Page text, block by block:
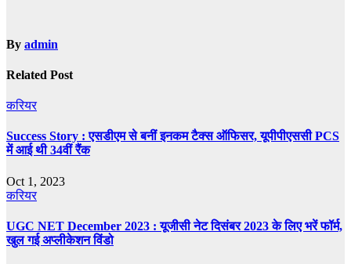
By admin
Related Post
करियर
Success Story : एसडीएम से बनीं इनकम टैक्स ऑफिसर, यूपीपीएससी PCS
में आई थी 34वीं रैंक
Oct 1, 2023
करियर
UGC NET December 2023 : यूजीसी नेट दिसंबर 2023 के लिए भरें फॉर्म,
खुल गई अप्लीकेशन विंडो